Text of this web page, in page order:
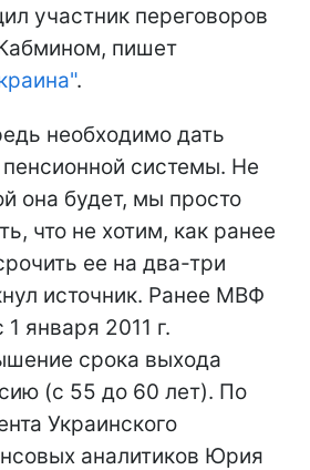
участник переговоров
пишет
.
необходимо дать
системы. Не
она будет, мы просто
что не хотим, как ранее
ее на два-три
источник. Ранее МВФ
января 2011 г.
срока выхода
(с 55 до 60 лет). По
Украинского
аналитиков Юрия